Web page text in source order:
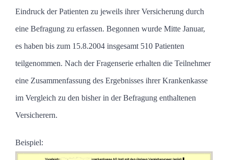
Eindruck der Patienten zu jeweils ihrer Versicherung durch
eine Befragung zu erfassen. Begonnen wurde Mitte Januar,
es haben bis zum 15.8.2004 insgesamt 510 Patienten
teilgenommen. Nach der Fragenserie erhalten die Teilnehmer
eine Zusammenfassung des Ergebnisses ihrer Krankenkasse
im Vergleich zu den bisher in der Befragung enthaltenen
Versicherern.
Beispiel: